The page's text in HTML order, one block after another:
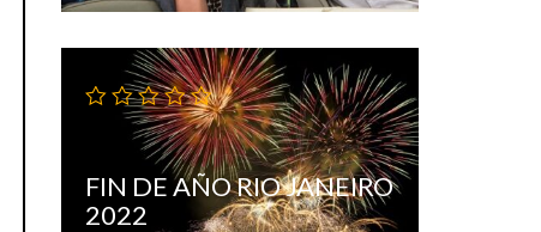
FIN DE AÑO RIO JANEIRO
2022